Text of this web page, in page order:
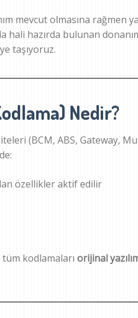
mevcut olmasına rağmen
hali hazırda bulunan
taşıyoruz.
Nedir?
(BCM, ABS, Gateway,
özellikler aktif edilir
kodlamaları orijinal